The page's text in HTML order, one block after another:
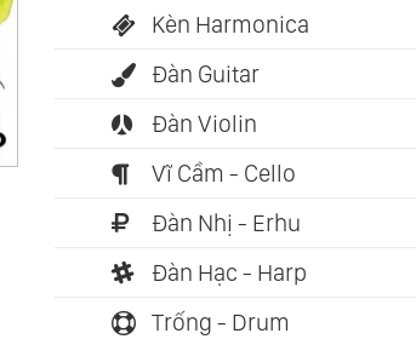
Nghệ Thuật Sống
(Epictetus)
Nhân (Nguyễn
Kèn Harmonica
Đàn Guitar
Đàn Violin
Vĩ Cầm - Cello
Đàn Nhị - Erhu
Đàn Hạc - Harp
Trống - Drum